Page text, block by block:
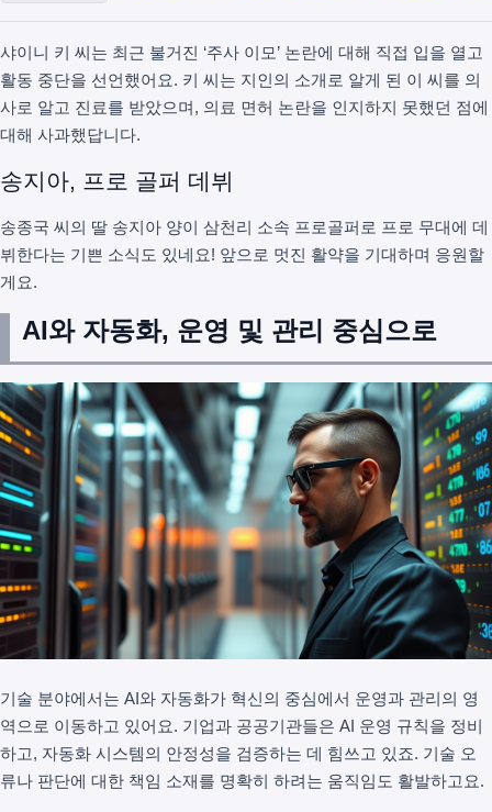
샤이니 키 씨는 최근 불거진 ‘주사 이모’ 논란에 대해 직접 입을 열고
활동 중단을 선언했어요. 키 씨는 지인의 소개로 알게 된 이 씨를 의
사로 알고 진료를 받았으며, 의료 면허 논란을 인지하지 못했던 점에
대해 사과했답니다.
송지아, 프로 골퍼 데뷔
송종국 씨의 딸 송지아 양이 삼천리 소속 프로골퍼로 프로 무대에 데
뷔한다는 기쁜 소식도 있네요! 앞으로 멋진 활약을 기대하며 응원할
게요.
AI와 자동화, 운영 및 관리 중심으로
기술 분야에서는 AI와 자동화가 혁신의 중심에서 운영과 관리의 영
역으로 이동하고 있어요. 기업과 공공기관들은 AI 운영 규칙을 정비
하고, 자동화 시스템의 안정성을 검증하는 데 힘쓰고 있죠. 기술 오
류나 판단에 대한 책임 소재를 명확히 하려는 움직임도 활발하고요.